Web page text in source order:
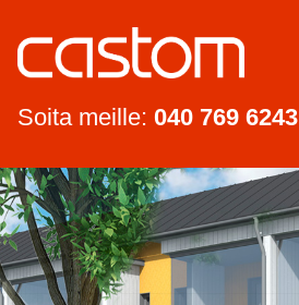
Soita meille: 040 769 6243